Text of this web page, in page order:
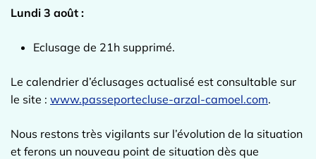
Lundi 3 août :
Eclusage de 21h supprimé.
Le calendrier d’éclusages actualisé est consultable sur
le site : www.passeportecluse-arzal-camoel.com.
Nous restons très vigilants sur l’évolution de la situation
et ferons un nouveau point de situation dès que